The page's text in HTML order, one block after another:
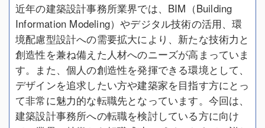
近年の建築設計事務所業界では、BIM（Building
Information Modeling）やデジタル技術の活用、環
境配慮型設計への需要拡大により、新たな技術力と
創造性を兼ね備えた人材へのニーズが高まっていま
す。また、個人の創造性を発揮できる環境として、
デザインを追求したい方や建築家を目指す方にとっ
て非常に魅力的な転職先となっています。今回は、
建築設計事務所への転職を検討している方に向け